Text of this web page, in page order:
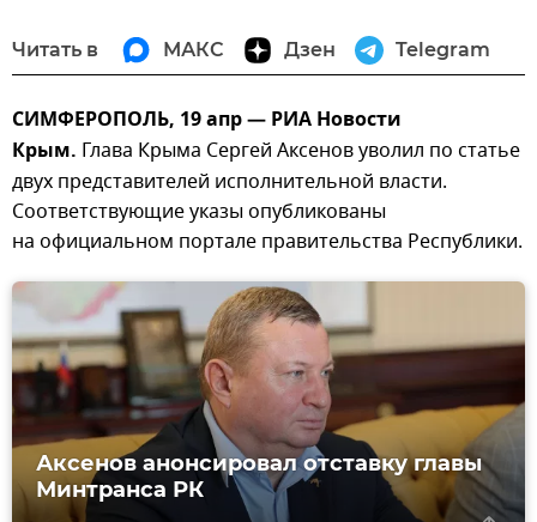
Читать в МАКС Дзен Telegram
СИМФЕРОПОЛЬ, 19 апр — РИА Новости
Крым. Глава Крыма Сергей Аксенов уволил по статье
двух представителей исполнительной власти.
Соответствующие указы опубликованы
на официальном портале правительства Республики.
Аксенов анонсировал отставку главы
Минтранса РК